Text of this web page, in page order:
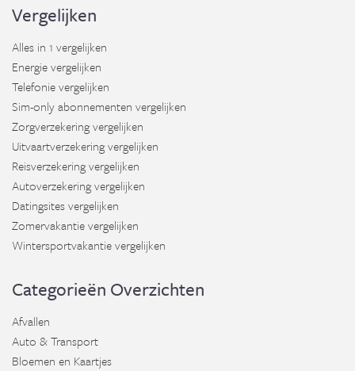
Vergelijken
Alles in 1 vergelijken
Energie vergelijken
Telefonie vergelijken
Sim-only abonnementen vergelijken
Zorgverzekering vergelijken
Uitvaartverzekering vergelijken
Reisverzekering vergelijken
Autoverzekering vergelijken
Datingsites vergelijken
Zomervakantie vergelijken
Wintersportvakantie vergelijken
Categorieën Overzichten
Afvallen
Auto & Transport
Bloemen en Kaartjes